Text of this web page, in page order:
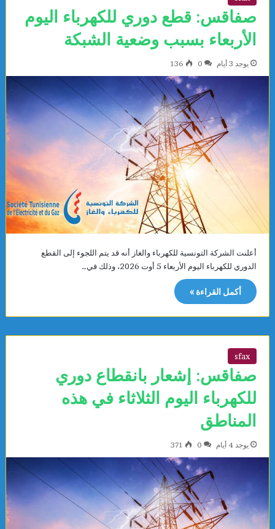
صفاقس: قطع دوري للكهرباء اليوم
الأربعاء بسبب وضعية الشبكة
يوجد 3 أيام 0
136
أعلنت الشركة التونسية للكهرباء والغاز أنه قد يتم اللجوء إلى القطع
الدوري للكهرباء اليوم الأربعاء 5 أوت 2026، وذلك في…
أكمل القراءة »
sfax
صفاقس: إشعار بانقطاع دوري
للكهرباء اليوم الثلاثاء في هذه
المناطق
يوجد 4 أيام 0
371